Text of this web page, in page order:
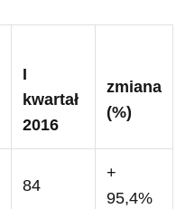
I
kwartał
2016
zmiana
(%)
84
+
95,4%